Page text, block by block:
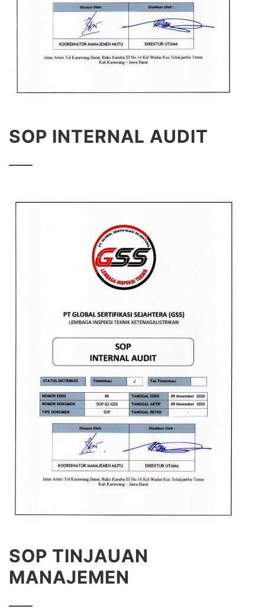
SOP INTERNAL AUDIT
SOP TINJAUAN
MANAJEMEN